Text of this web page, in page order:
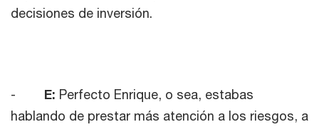
decisiones de inversión.
- E: Perfecto Enrique, o sea, estabas
hablando de prestar más atención a los riesgos, a